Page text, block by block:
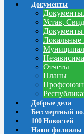
Документы
Устав,
Документы
Локальные
Отчеты
Планы
Добрые дела
Бессмертный
100 Новостей
Наши филиалы